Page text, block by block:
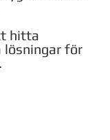
hitta
lösningar för